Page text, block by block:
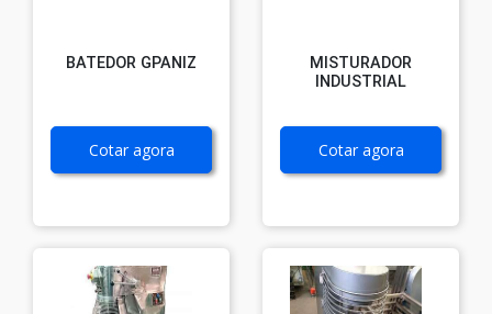
BATEDOR GPANIZ
Cotar agora
MISTURADOR
INDUSTRIAL
Cotar agora